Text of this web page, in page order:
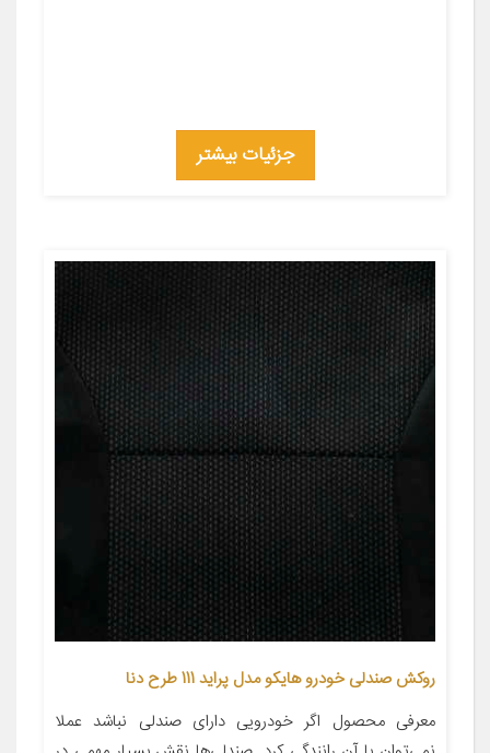
جزئیات بیشتر
روکش صندلی خودرو هایکو مدل پراید 111 طرح دنا
معرفی محصول اگر خودرویی دارای صندلی نباشد عملا